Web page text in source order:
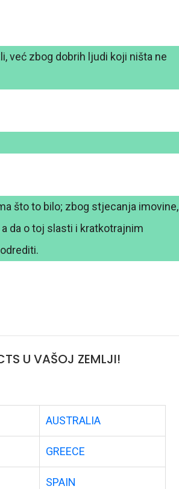
već zbog dobrih ljudi koji ništa ne
što to bilo; zbog stjecanja imovine,
da o toj slasti i kratkotrajnim
U VAŠOJ ZEMLJI!
AUSTRALIA
GREECE
SPAIN